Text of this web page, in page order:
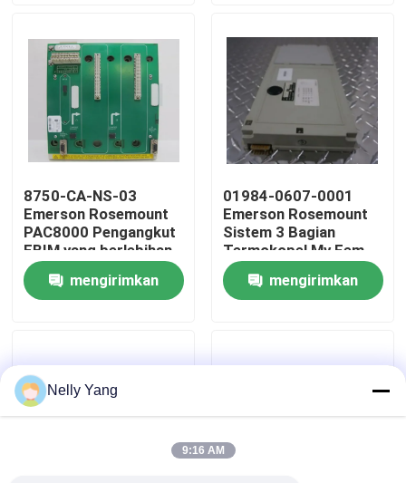
Tentang kami
Tur Pabrik
Kontrol Kualitas
Hubungi Kami
Berita
Suku Cadang PLC
8750-CA-NS-03
Emerson Rosemount
PAC8000 Pengangkut
EBIM yang berlebihan
mengirimkan
01984-0607-0001
Emerson Rosemount
Sistem 3 Bagian
Termokopel Mv Fem
mengirimkan
Nelly Yang
9:16 AM